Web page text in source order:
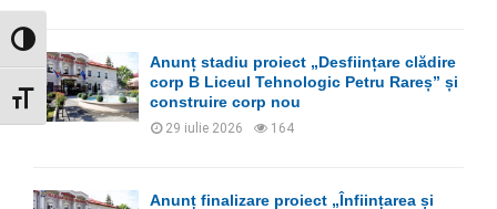
GLISOR NIVEL CONTRAST
GLISOR MĂRIME FONT
Anunț stadiu proiect „Desființare clădire
corp B Liceul Tehnologic Petru Rareș” și
construire corp nou
29 iulie 2026 164
Anunț finalizare proiect „Înființarea și